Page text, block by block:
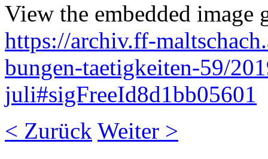
View the embedded image
https://archiv.ff-
bungen-taetigkeiten-59/
juli#sigFreeId8d1bb05601
< Zurück Weiter >